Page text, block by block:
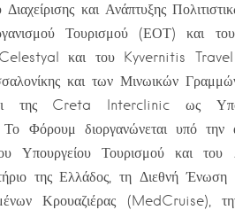
Διαχείρισης και Ανάπτυξης
Τουρισμού (ΕΟΤ) και του
και του Kyvernitis
και των Μινωικών
της Creta Interclinic ως
Φόρουμ διοργανώνεται υπό την
Υπουργείου Τουρισμού και
της Ελλάδος, τη Διεθνή Ένωση
Κρουαζιέρας (MedCruise),